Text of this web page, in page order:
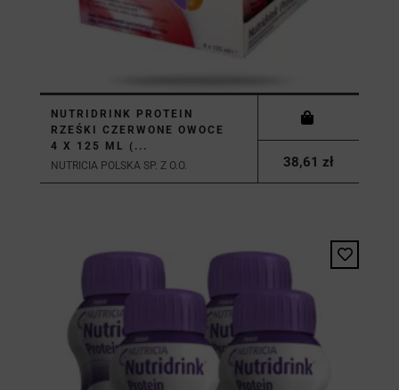
NUTRIDRINK PROTEIN
RZEŚKI CZERWONE OWOCE
4 X 125 ML (...
NUTRICIA POLSKA SP. Z O.O.
38,61 zł